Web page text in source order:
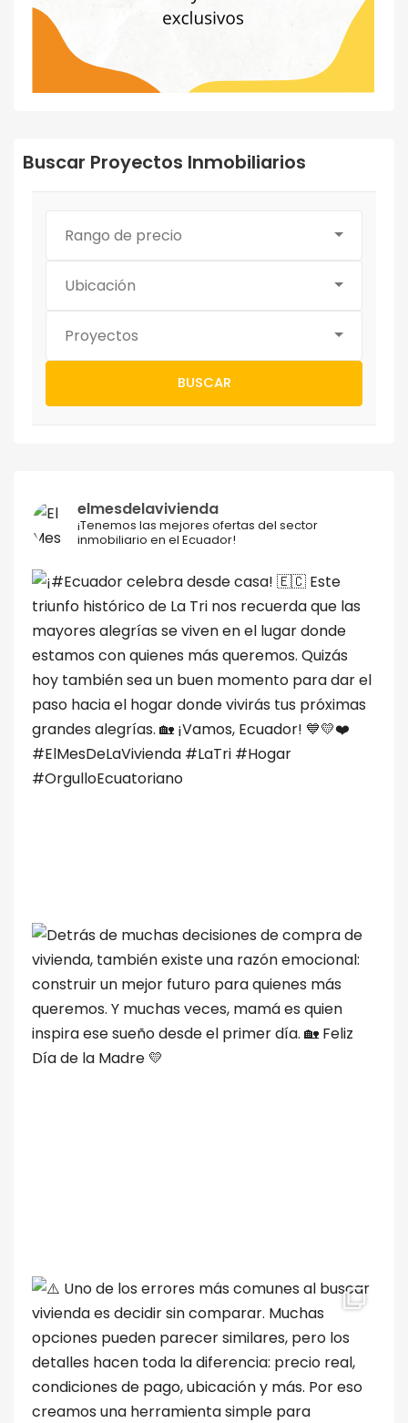
Buscar Proyectos Inmobiliarios
Rango de precio
Ubicación
Proyectos
BUSCAR
elmesdelavivienda
¡Tenemos las mejores ofertas del sector
inmobiliario en el Ecuador!